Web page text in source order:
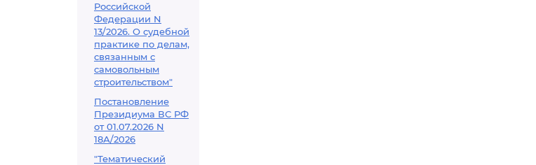
Российской
Федерации N
13/2026. О судебной
практике по делам,
связанным с
самовольным
строительством"
Постановление
Президиума ВС РФ
от 01.07.2026 N
18А/2026
"Тематический